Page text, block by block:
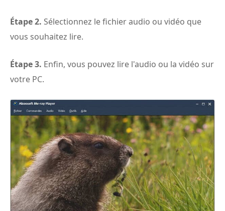
Étape 2. Sélectionnez le fichier audio ou vidéo que
vous souhaitez lire.
Étape 3. Enfin, vous pouvez lire l'audio ou la vidéo sur
votre PC.